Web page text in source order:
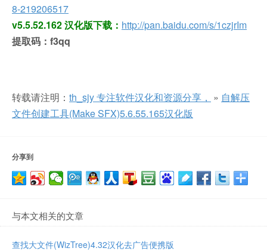
8-219206517
v5.5.52.162 汉化版下载： http://pan.baidu.com/s/1czjrIm
提取码：f3qq
转载请注明： th_sjy 专注软件汉化和资源分享， » 自解压
文件创建工具(Make SFX)5.6.55.165汉化版
分享到
与本文相关的文章
查找大文件(WizTree)4.32汉化去广告便携版